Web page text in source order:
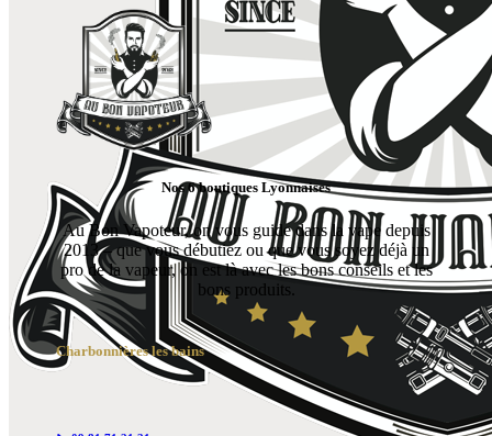
Nos 6 boutiques Lyonnaises
Au Bon Vapoteur, on vous guide dans la vape depuis
2013 – que vous débutiez ou que vous soyez déjà un
pro de la vapeur, on est là avec les bons conseils et les
bons produits.
Charbonnières les bains